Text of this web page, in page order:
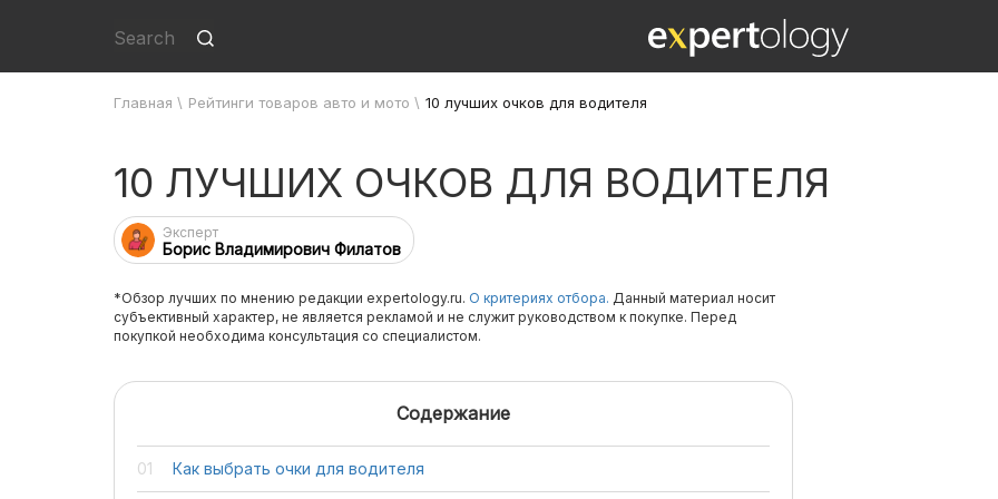
Главная \ Рейтинги товаров авто и мото \ 10 лучших очков для водителя
10 ЛУЧШИХ ОЧКОВ ДЛЯ ВОДИТЕЛЯ
Эксперт
Борис Владимирович Филатов
*Обзор лучших по мнению редакции expertology.ru. О критериях отбора. Данный материал носит
субъективный характер, не является рекламой и не служит руководством к покупке. Перед
покупкой необходима консультация со специалистом.
Содержание
Как выбрать очки для водителя